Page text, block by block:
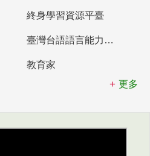
終身學習資源平臺
臺灣台語語言能力認證網站
教育家
更多